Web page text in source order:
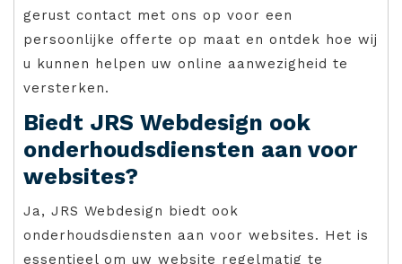
gerust contact met ons op voor een
persoonlijke offerte op maat en ontdek hoe wij
u kunnen helpen uw online aanwezigheid te
versterken.
Biedt JRS Webdesign ook
onderhoudsdiensten aan voor
websites?
Ja, JRS Webdesign biedt ook
onderhoudsdiensten aan voor websites. Het is
essentieel om uw website regelmatig te